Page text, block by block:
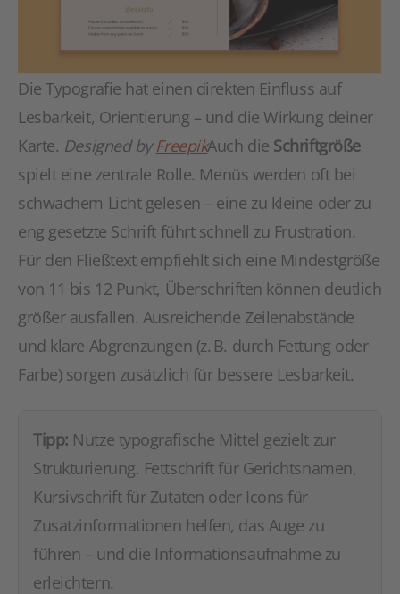
Die Typografie hat einen direkten Einfluss auf
Lesbarkeit, Orientierung – und die Wirkung deiner
Karte. Designed byFreepikAuch die Schriftgröße
spielt eine zentrale Rolle. Menüs werden oft bei
schwachem Licht gelesen – eine zu kleine oder zu
eng gesetzte Schrift führt schnell zu Frustration.
Für den Fließtext empfiehlt sich eine Mindestgröße
von 11 bis 12 Punkt, Überschriften können deutlich
größer ausfallen. Ausreichende Zeilenabstände
und klare Abgrenzungen (z. B. durch Fettung oder
Farbe) sorgen zusätzlich für bessere Lesbarkeit.
Tipp: Nutze typografische Mittel gezielt zur
Strukturierung. Fettschrift für Gerichtsnamen,
Kursivschrift für Zutaten oder Icons für
Zusatzinformationen helfen, das Auge zu
führen – und die Informationsaufnahme zu
erleichtern.